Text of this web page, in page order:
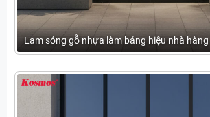
Lam sóng gỗ nhựa làm bảng hiệu nhà hàng